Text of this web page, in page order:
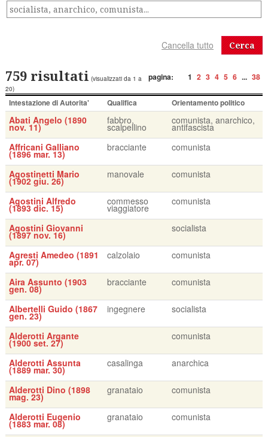
Cerca
pagina: 1 2 3 4 5 6 ... 38
759 risultati (visualizzati da 1 a
20)
Intestazione di Autorita' Qualifica Orientamento politico
Abati Angelo (1890
nov. 11)
fabbro,
scalpellino
comunista, anarchico,
antifascista
Affricani Galliano
(1896 mar. 13)
bracciante comunista
Agostinetti Mario
(1902 giu. 26)
manovale comunista
Agostini Alfredo
(1893 dic. 15)
commesso
viaggiatore
comunista
Agostini Giovanni
(1897 nov. 16)
socialista
Agresti Amedeo (1891
apr. 07)
calzolaio comunista
Aira Assunto (1903
gen. 08)
bracciante comunista
Albertelli Guido (1867
gen. 23)
ingegnere socialista
Alderotti Argante
(1900 set. 27)
comunista
Alderotti Assunta
(1889 mar. 30)
casalinga anarchica
Alderotti Dino (1898
mag. 23)
granataio comunista
Alderotti Eugenio
(1883 mar. 08)
granataio comunista